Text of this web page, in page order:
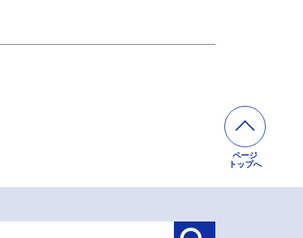
ページ
トップへ